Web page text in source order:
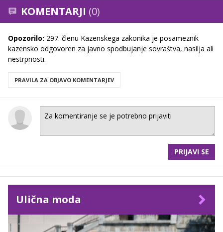
KOMENTARJI (0)
Opozorilo: 297. členu Kazenskega zakonika je posameznik
kazensko odgovoren za javno spodbujanje sovraštva, nasilja ali
nestrpnosti.
PRAVILA ZA OBJAVO KOMENTARJEV
PRIJAVI SE
Ulična moda